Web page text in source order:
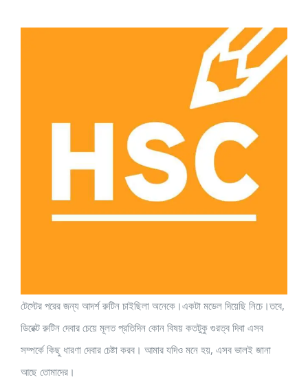
টেস্টের পরের জন্য আদর্শ রুটিন চাইছিলা অনেকে।একটা মডেল দিয়েছি নিচে।তবে,
ডিরেক্ট রুটিন দেবার চেয়ে মূলত প্রতিদিন কোন বিষয় কতটুকু গুরত্ব দিবা এসব
সম্পর্কে কিছু ধারণা দেবার চেষ্টা করব। আমার যদিও মনে হয়, এসব ভালই জানা
আছে তোমাদের।